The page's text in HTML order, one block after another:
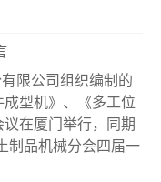
限公司组织编制的
型机》、《多工位
在厦门举行，同期
制品机械分会四届一